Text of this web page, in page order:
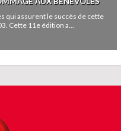
qui assurent le succès de cette
Cette 11e édition a...